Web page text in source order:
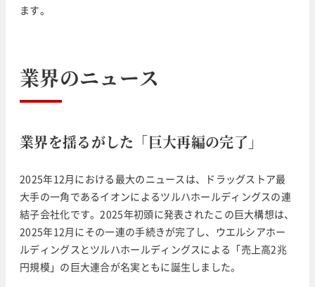
ます。
業界のニュース
業界を揺るがした「巨大再編の完了」
2025年12月における最大のニュースは、ドラッグストア最
大手の一角であるイオンによるツルハホールディングスの連
結子会社化です。2025年初頭に発表されたこの巨大構想は、
2025年12月にその一連の手続きが完了し、ウエルシアホー
ルディングスとツルハホールディングスによる「売上高2兆
円規模」の巨大連合が名実ともに誕生しました。